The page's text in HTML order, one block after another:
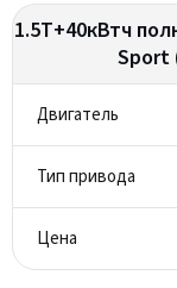
1.5T+40кВтч
Sport